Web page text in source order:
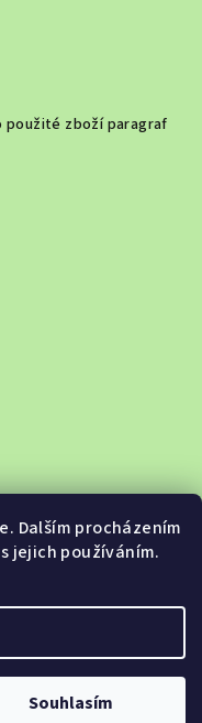
Dalším procházením
jejich používáním.
Souhlasím
použité zboží paragraf